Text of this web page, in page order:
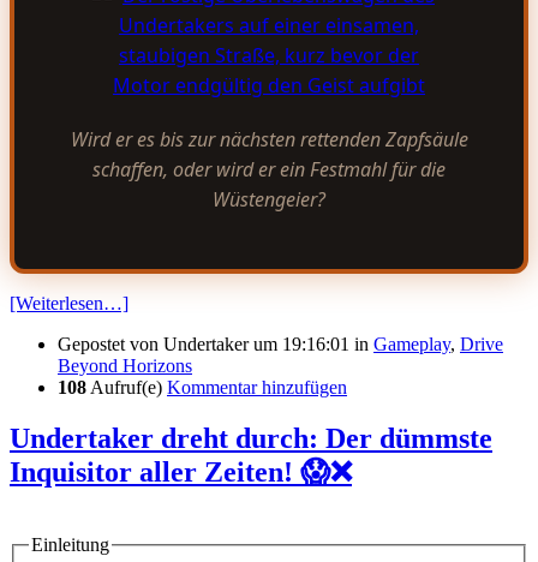
Wird er es bis zur nächsten rettenden Zapfsäule
schaffen, oder wird er ein Festmahl für die
Wüstengeier?
[Weiterlesen…]
Gepostet von Undertakerum 19:16:01 in Gameplay, Drive
Beyond Horizons
108 Aufruf(e) Kommentar hinzufügen
Undertaker dreht durch: Der dümmste
Inquisitor aller Zeiten! 😱❌
Einleitung